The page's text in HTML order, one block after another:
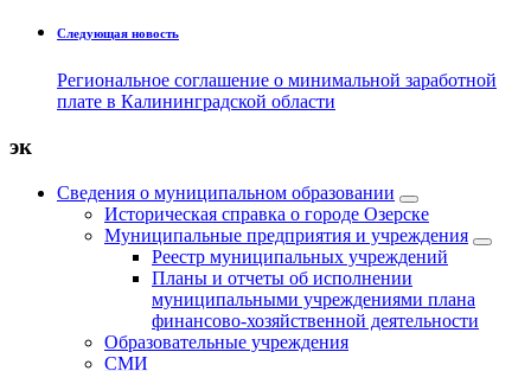
Следующая новость
Региональное соглашение о минимальной заработной
плате в Калининградской области
эк
Сведения о муниципальном образовании
Историческая справка о городе Озерске
Муниципальные предприятия и учреждения
Реестр муниципальных учреждений
Планы и отчеты об исполнении
муниципальными учреждениями плана
финансово-хозяйственной деятельности
Образовательные учреждения
СМИ